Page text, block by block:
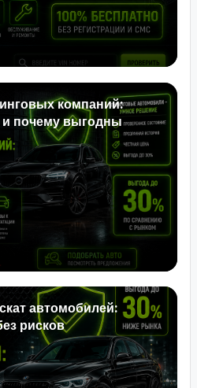
компаний:
и почему выгодны
автомобилей:
рисков